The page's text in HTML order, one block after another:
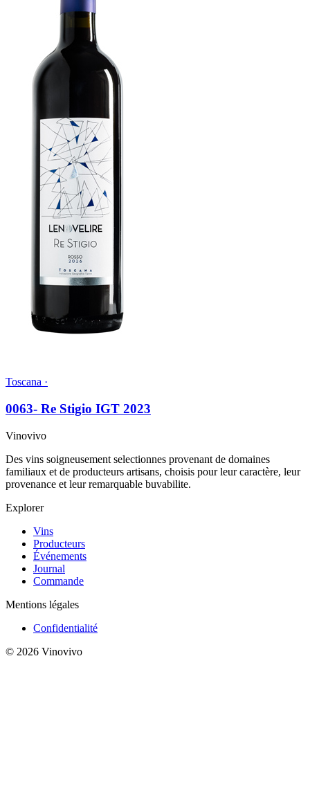
Toscana ·
0063- Re Stigio IGT 2023
Vinovivo
Des vins soigneusement selectionnes provenant de domaines
familiaux et de producteurs artisans, choisis pour leur caractère, leur
provenance et leur remarquable buvabilite.
Explorer
Vins
Producteurs
Événements
Journal
Commande
Mentions légales
Confidentialité
© 2026 Vinovivo